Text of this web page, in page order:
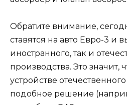
Обратите внимание,
ставятся на авто Евро-3 и
иностранного, так и
производства. Это значит,
устройстве
подобное решение